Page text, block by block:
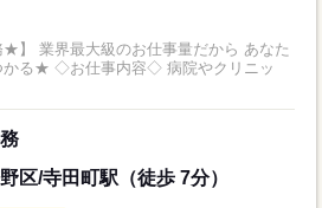
★】 業界最大級のお仕事量だから あなた
やクリニッ
区/寺田町駅（徒歩 7分）